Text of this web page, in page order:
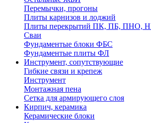
Перемычки, прогоны
Плиты карнизов и лоджий
Плиты перекрытий ПК, ПБ, ПНО,
Сваи
Фундаментые блоки ФБС
Фундаментые плиты ФЛ
Инструмент, сопутствующие
Гибкие связи и крепеж
Инструмент
Монтажная пена
Сетка для армирующего слоя
Кирпич, керамика
Керамические блоки